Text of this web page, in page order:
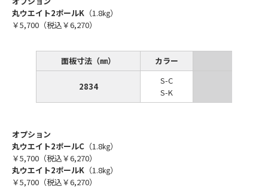
丸ウエイト2ポールK （1.8㎏）
￥5,700（税込￥6,270）
面板寸法（㎜） カラー
2834
S-C
S-K
オプション
丸ウエイト2ポールC （1.8㎏）
￥5,700（税込￥6,270）
丸ウエイト2ポールK （1.8㎏）
￥5,700（税込￥6,270）